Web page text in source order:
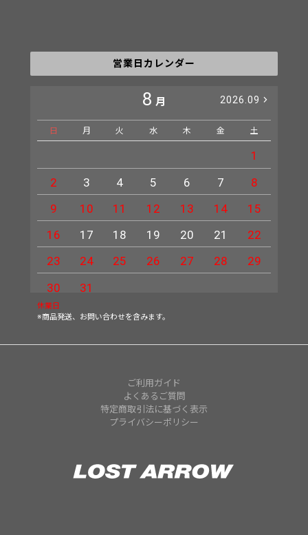
営業日カレンダー
8 月 2026.09
日 月 火 水 木 金 土
1
2
3 4 5 6 7
8
9
10 11 12 13 14
15
16
17 18 19 20 21
22
23
24 25 26 27 28
29
30
31
休業日
※商品発送、お問い合わせを含みます。
ご利用ガイド
よくあるご質問
特定商取引法に基づく表示
プライバシーポリシー